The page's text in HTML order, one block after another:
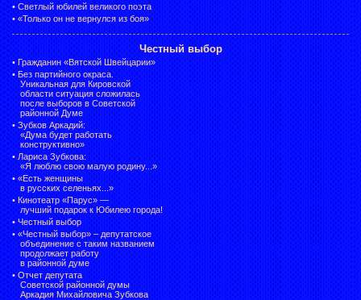
• Светлый юбилей великого поэта
• «Только он не вернулся из боя»
Честный выбор
• Гражданин «Вятской Швейцарии»
• Без партийного окраса.
Уникальная для Кировской
области ситуация сложилась
после выборов в Советской
районной Думе
• Зубков Аркадий:
«Дума будет работать
конструктивно»
• Лариса Зубкова:
«Я люблю свою малую родину...»
• «Есть женщины
в русских селеньях...»
• Кинотеатр «Парус» —
лучший подарок к Юбилею города!
• Честный выбор
• «Честный выбор» – депутатское
объединение с таким названием
продолжает работу
в районной думе
• Отчет депутата
Советской районной думы
Аркадия Михайловича Зубкова